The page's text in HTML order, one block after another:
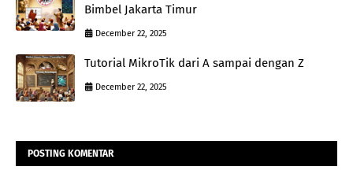
Bimbel Jakarta Timur
December 22, 2025
Tutorial MikroTik dari A sampai dengan Z
December 22, 2025
POSTING KOMENTAR